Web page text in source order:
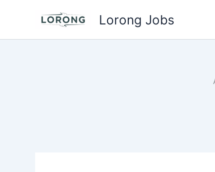
Lorong Jobs